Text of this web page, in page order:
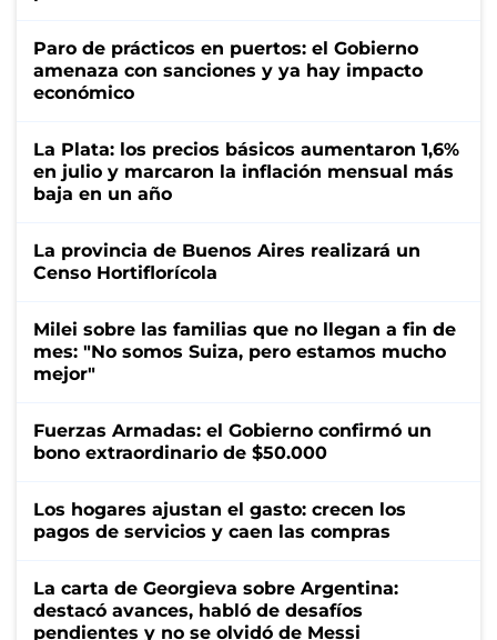
Paro de prácticos en puertos: el Gobierno
amenaza con sanciones y ya hay impacto
económico
La Plata: los precios básicos aumentaron 1,6%
en julio y marcaron la inflación mensual más
baja en un año
La provincia de Buenos Aires realizará un
Censo Hortiflorícola
Milei sobre las familias que no llegan a fin de
mes: "No somos Suiza, pero estamos mucho
mejor"
Fuerzas Armadas: el Gobierno confirmó un
bono extraordinario de $50.000
Los hogares ajustan el gasto: crecen los
pagos de servicios y caen las compras
La carta de Georgieva sobre Argentina:
destacó avances, habló de desafíos
pendientes y no se olvidó de Messi